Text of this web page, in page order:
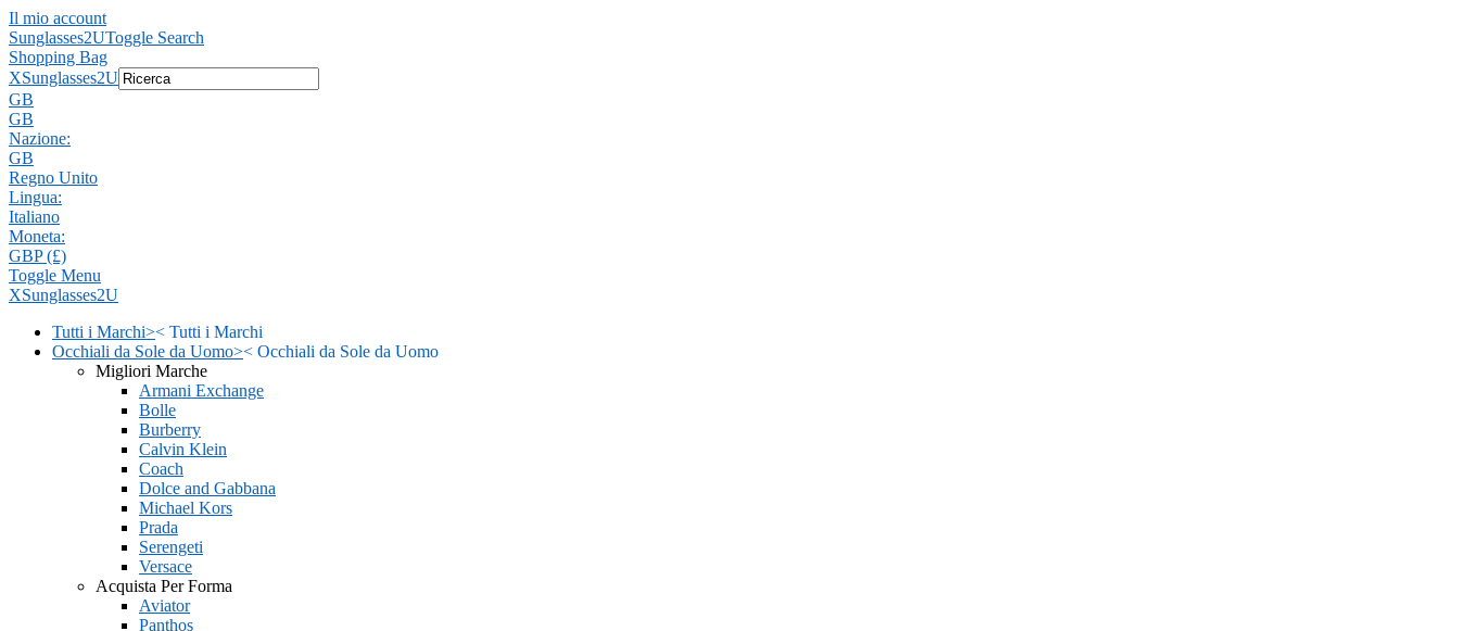
Il mio account
Sunglasses2UToggle Search
Shopping Bag
XSunglasses2U
GB
GB
Nazione:
GB
Regno Unito
Lingua:
Italiano
Moneta:
GBP (£)
Toggle Menu
XSunglasses2U
Tutti i Marchi>< Tutti i Marchi
Occhiali da Sole da Uomo>< Occhiali da Sole da Uomo
Migliori Marche
Armani Exchange
Bolle
Burberry
Calvin Klein
Coach
Dolce and Gabbana
Michael Kors
Prada
Serengeti
Versace
Acquista Per Forma
Aviator
Panthos